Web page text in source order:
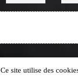
Ce site utilise des